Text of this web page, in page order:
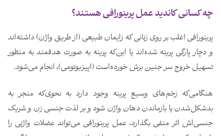
چه کسانی کاندید عمل پرینورافی هستند؟
پرینورافی اغلب بر روی زنانی که زایمان طبیعی (از طریق واژن) داشته‌اند
و دچار پارگی پرینه شده‌اند یا این‌که پرینه به صورت هدفمند به منظور
تسهیل خروج سر جنین برش خورده‌است (اپیزیوتومی)، انجام می‌شود.
هنگامی‌که زخم‌های وسیع پرینه‌ وجود دارد به نحوی‌که منجر به
بدشکل‌شدن یا بازماندن دهان واژن شود و بر لذت جنسی زن و شریک
جنسی‌اش اثر منفی بگذارد، عمل پرینورافی می‌تواند عضلات واژنی را